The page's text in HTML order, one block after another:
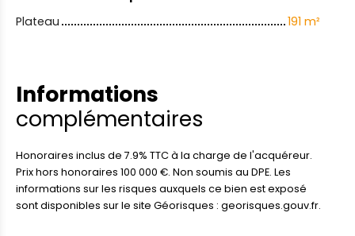
Plateau 191 m²
Informations
complémentaires
Honoraires inclus de 7.9% TTC à la charge de l'acquéreur.
Prix hors honoraires 100 000 €. Non soumis au DPE. Les
informations sur les risques auxquels ce bien est exposé
sont disponibles sur le site Géorisques : georisques.gouv.fr.